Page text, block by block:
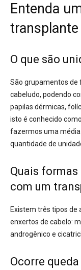
Entenda
O que são
São grupamentos de
cabeludo, podendo
papilas dérmicas,
isto é conhecido
fazermos uma
quantidade de
Quais formas
com um
Existem três tipos de
enxertos de cabelo:
androgênico e
Ocorre